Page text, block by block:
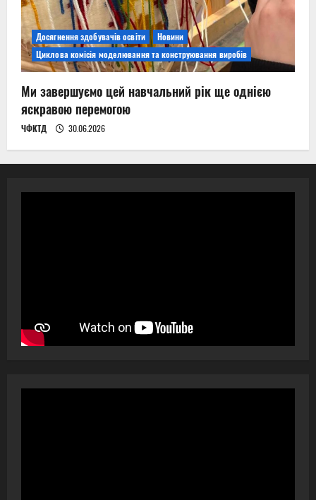
Досягнення здобувачів освіти
Новини
Циклова комісія моделювання та конструювання виробів
Ми завершуємо цей навчальний рік ще однією
яскравою перемогою
ЧФКТД 30.06.2026